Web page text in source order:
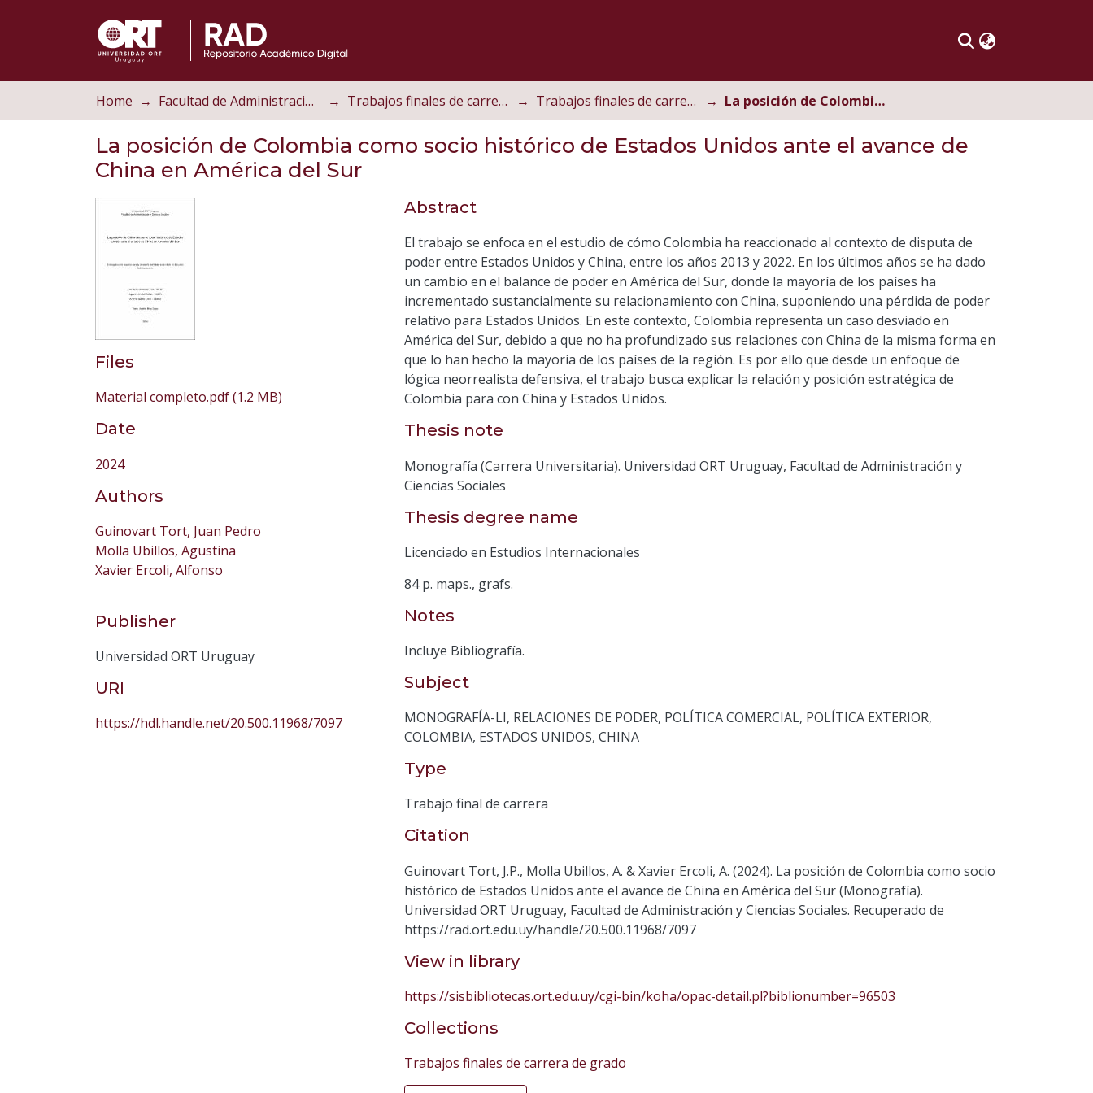
Home Facultad de Administración y Ciencias Sociales Trabajos finales de carrera Trabajos finales de carrera de grado La posición de Colombia como socio histórico de Estados Unidos ante el avance de China en América del Sur
La posición de Colombia como socio histórico de Estados Unidos ante el avance de
China en América del Sur
Files
Material completo.pdf(1.2 MB)
Date
2024
Authors
Guinovart Tort, Juan Pedro
Molla Ubillos, Agustina
Xavier Ercoli, Alfonso
Publisher
Universidad ORT Uruguay
URI
https://hdl.handle.net/20.500.11968/7097
Abstract
El trabajo se enfoca en el estudio de cómo Colombia ha reaccionado al contexto de disputa de
poder entre Estados Unidos y China, entre los años 2013 y 2022. En los últimos años se ha dado
un cambio en el balance de poder en América del Sur, donde la mayoría de los países ha
incrementado sustancialmente su relacionamiento con China, suponiendo una pérdida de poder
relativo para Estados Unidos. En este contexto, Colombia representa un caso desviado en
América del Sur, debido a que no ha profundizado sus relaciones con China de la misma forma en
que lo han hecho la mayoría de los países de la región. Es por ello que desde un enfoque de
lógica neorrealista defensiva, el trabajo busca explicar la relación y posición estratégica de
Colombia para con China y Estados Unidos.
Thesis note
Monografía (Carrera Universitaria). Universidad ORT Uruguay, Facultad de Administración y
Ciencias Sociales
Thesis degree name
Licenciado en Estudios Internacionales
84 p. maps., grafs.
Notes
Incluye Bibliografía.
Subject
MONOGRAFÍA-LI, RELACIONES DE PODER, POLÍTICA COMERCIAL, POLÍTICA EXTERIOR,
COLOMBIA, ESTADOS UNIDOS, CHINA
Type
Trabajo final de carrera
Citation
Guinovart Tort, J.P., Molla Ubillos, A. & Xavier Ercoli, A. (2024). La posición de Colombia como socio
histórico de Estados Unidos ante el avance de China en América del Sur (Monografía).
Universidad ORT Uruguay, Facultad de Administración y Ciencias Sociales. Recuperado de
https://rad.ort.edu.uy/handle/20.500.11968/7097
View in library
https://sisbibliotecas.ort.edu.uy/cgi-bin/koha/opac-detail.pl?biblionumber=96503
Collections
Trabajos finales de carrera de grado